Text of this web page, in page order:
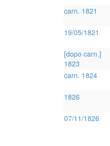
carn. 1821
19/05/1821
[dopo carn.]
1823
carn. 1824
1826
07/11/1826